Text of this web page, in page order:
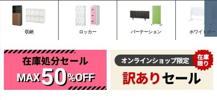
収納 ロッカー パーテーション ホワイトボー